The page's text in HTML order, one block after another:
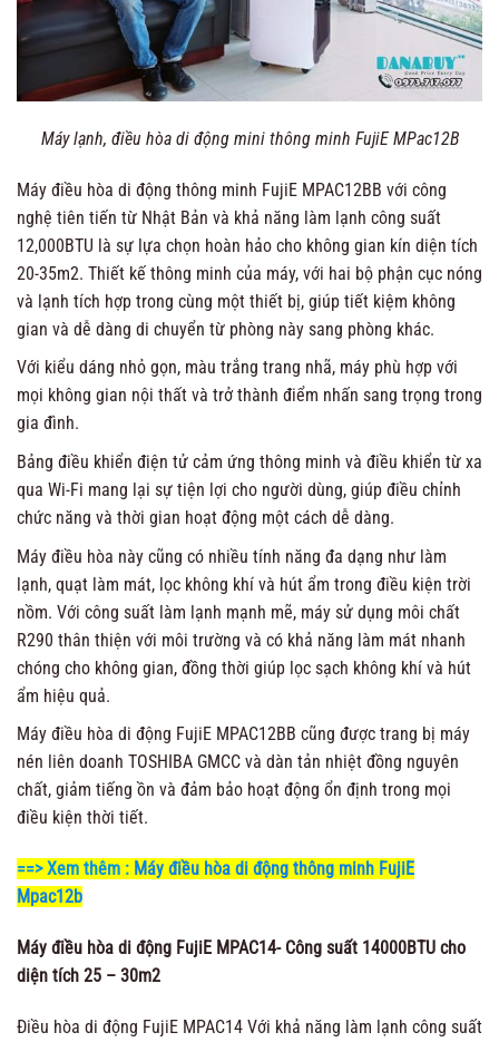
Máy lạnh, điều hòa di động mini thông minh FujiE MPac12B
Máy điều hòa di động thông minh FujiE MPAC12BB với công
nghệ tiên tiến từ Nhật Bản và khả năng làm lạnh công suất
12,000BTU là sự lựa chọn hoàn hảo cho không gian kín diện tích
20-35m2. Thiết kế thông minh của máy, với hai bộ phận cục nóng
và lạnh tích hợp trong cùng một thiết bị, giúp tiết kiệm không
gian và dễ dàng di chuyển từ phòng này sang phòng khác.
Với kiểu dáng nhỏ gọn, màu trắng trang nhã, máy phù hợp với
mọi không gian nội thất và trở thành điểm nhấn sang trọng trong
gia đình.
Bảng điều khiển điện tử cảm ứng thông minh và điều khiển từ xa
qua Wi-Fi mang lại sự tiện lợi cho người dùng, giúp điều chỉnh
chức năng và thời gian hoạt động một cách dễ dàng.
Máy điều hòa này cũng có nhiều tính năng đa dạng như làm
lạnh, quạt làm mát, lọc không khí và hút ẩm trong điều kiện trời
nồm. Với công suất làm lạnh mạnh mẽ, máy sử dụng môi chất
R290 thân thiện với môi trường và có khả năng làm mát nhanh
chóng cho không gian, đồng thời giúp lọc sạch không khí và hút
ẩm hiệu quả.
Máy điều hòa di động FujiE MPAC12BB cũng được trang bị máy
nén liên doanh TOSHIBA GMCC và dàn tản nhiệt đồng nguyên
chất, giảm tiếng ồn và đảm bảo hoạt động ổn định trong mọi
điều kiện thời tiết.
==> Xem thêm : Máy điều hòa di động thông minh FujiE
Mpac12b
Máy điều hòa di động FujiE MPAC14- Công suất 14000BTU cho
diện tích 25 – 30m2
Điều hòa di động FujiE MPAC14 Với khả năng làm lạnh công suất